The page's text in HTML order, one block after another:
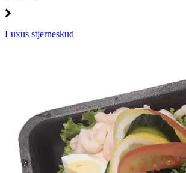
Luxus stjerneskud